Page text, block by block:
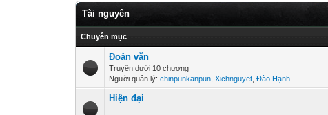
Tài nguyên
Chuyên mục
Đoản văn
Truyện dưới 10 chương
Người quản lý:chinpunkanpun ,Xichnguyet ,Đào Hạnh
Hiện đại